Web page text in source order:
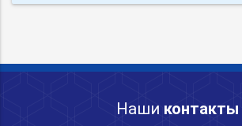
Наши контакты